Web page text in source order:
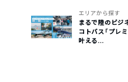
エリアから探す
まるで陸のビジ
コトバス「プレ
叶える...